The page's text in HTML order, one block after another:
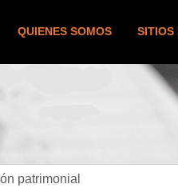
QUIENES SOMOS SITIOS